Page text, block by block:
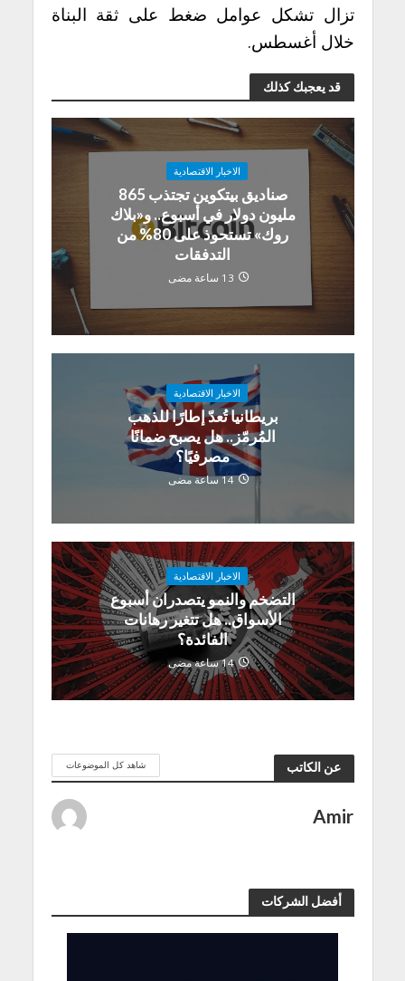
تزال تشكل عوامل ضغط على ثقة البناة
خلال أغسطس.
قد يعجبك كذلك
الاخبار الاقتصادية
صناديق بيتكوين تجتذب 865
مليون دولار في أسبوع.. و«بلاك
روك» تستحوذ على 80% من
التدفقات
13 ساعة مضى
الاخبار الاقتصادية
بريطانيا تُعدّ إطارًا للذهب
المُرمّز.. هل يصبح ضمانًا
مصرفيًا؟
14 ساعة مضى
الاخبار الاقتصادية
التضخم والنمو يتصدران أسبوع
الأسواق.. هل تتغير رهانات
الفائدة؟
14 ساعة مضى
عن الكاتب شاهد كل الموضوعات
Amir
أفضل الشركات